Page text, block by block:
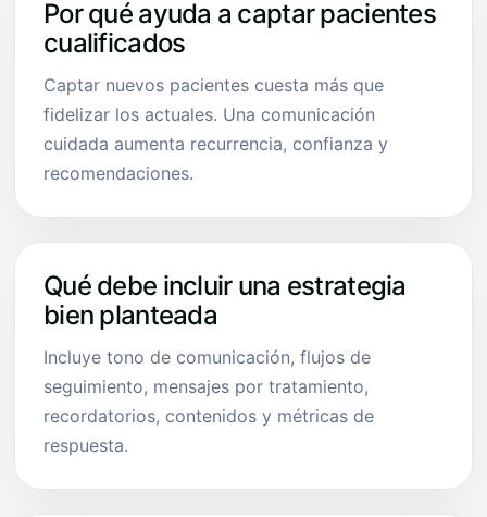
Por qué ayuda a captar pacientes
cualificados
Captar nuevos pacientes cuesta más que
fidelizar los actuales. Una comunicación
cuidada aumenta recurrencia, confianza y
recomendaciones.
Qué debe incluir una estrategia
bien planteada
Incluye tono de comunicación, flujos de
seguimiento, mensajes por tratamiento,
recordatorios, contenidos y métricas de
respuesta.